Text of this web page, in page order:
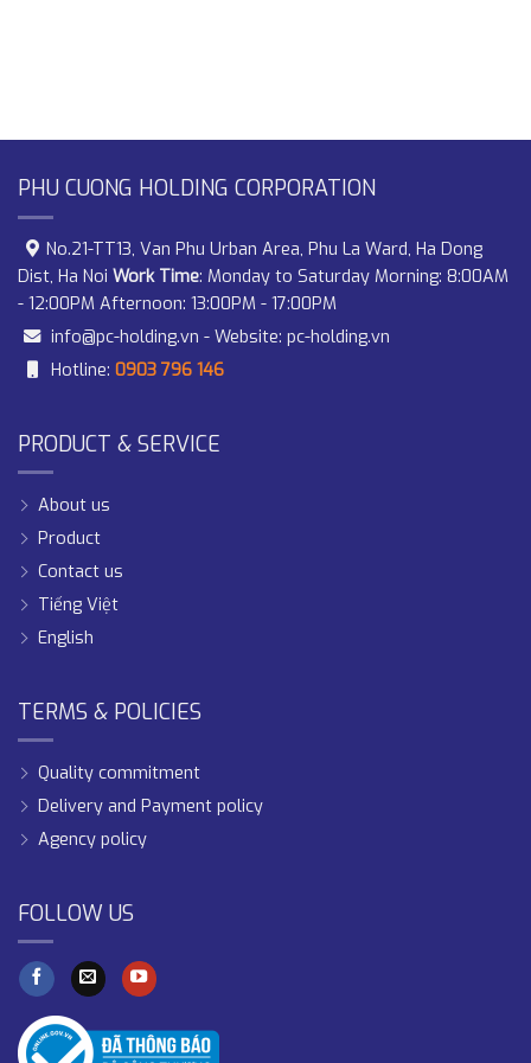
PHU CUONG HOLDING CORPORATION
No.21-TT13, Van Phu Urban Area, Phu La Ward, Ha Dong
Dist, Ha Noi Work Time: Monday to Saturday Morning: 8:00AM
- 12:00PM Afternoon: 13:00PM - 17:00PM
info@pc-holding.vn - Website: pc-holding.vn
Hotline: 0903 796 146
PRODUCT & SERVICE
About us
Product
Contact us
Tiếng Việt
English
TERMS & POLICIES
Quality commitment
Delivery and Payment policy
Agency policy
FOLLOW US